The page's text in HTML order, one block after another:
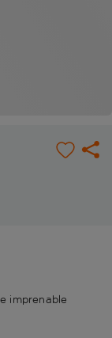
imprenable